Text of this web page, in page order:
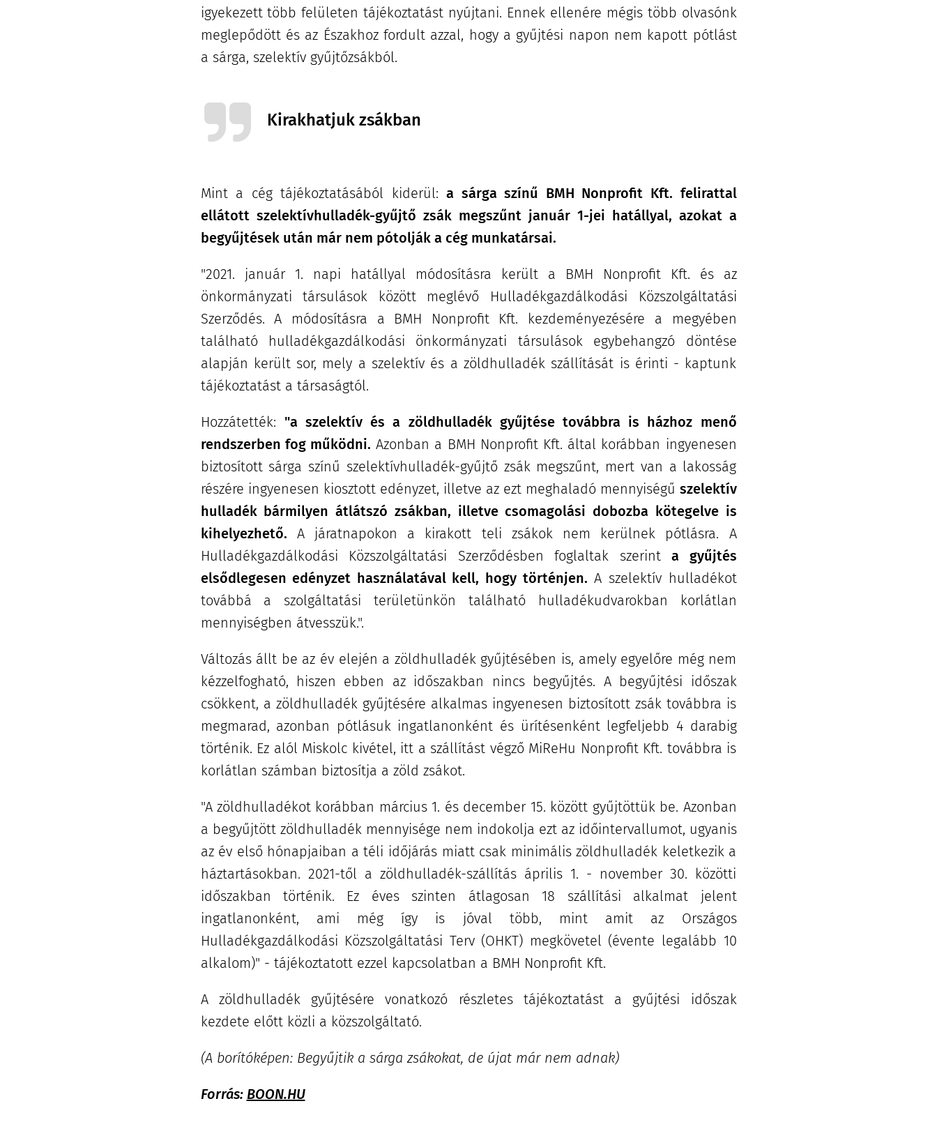
igyekezett több felületen tájékoztatást nyújtani. Ennek ellenére mégis több olvasónk
meglepődött és az Északhoz fordult azzal, hogy a gyűjtési napon nem kapott pótlást
a sárga, szelektív gyűjtőzsákból.
Kirakhatjuk zsákban
Mint a cég tájékoztatásából kiderül:a sárga színű BMH Nonprofit Kft. felirattal
ellátott szelektívhulladék-gyűjtő zsák megszűnt január 1-jei hatállyal, azokat a
begyűjtések után már nem pótolják a cég munkatársai.
"2021. január 1. napi hatállyal módosításra került a BMH Nonprofit Kft. és az
önkormányzati társulások között meglévő Hulladékgazdálkodási Közszolgáltatási
Szerződés. A módosításra a BMH Nonprofit Kft. kezdeményezésére a megyében
található hulladékgazdálkodási önkormányzati társulások egybehangzó döntése
alapján került sor, mely a szelektív és a zöldhulladék szállítását is érinti - kaptunk
tájékoztatást a társaságtól.
Hozzátették: "a szelektív és a zöldhulladék gyűjtése továbbra is házhoz menő
rendszerben fog működni. Azonban a BMH Nonprofit Kft. által korábban ingyenesen
biztosított sárga színű szelektívhulladék-gyűjtő zsák megszűnt, mert van a lakosság
részére ingyenesen kiosztott edényzet, illetve az ezt meghaladó mennyiségű szelektív
hulladék bármilyen átlátszó zsákban, illetve csomagolási dobozba kötegelve is
kihelyezhető. A járatnapokon a kirakott teli zsákok nem kerülnek pótlásra. A
Hulladékgazdálkodási Közszolgáltatási Szerződésben foglaltak szerint a gyűjtés
elsődlegesen edényzet használatával kell, hogy történjen. A szelektív hulladékot
továbbá a szolgáltatási területünkön található hulladékudvarokban korlátlan
mennyiségben átvesszük.".
Változás állt be az év elején a zöldhulladék gyűjtésében is, amely egyelőre még nem
kézzelfogható, hiszen ebben az időszakban nincs begyűjtés. A begyűjtési időszak
csökkent, a zöldhulladék gyűjtésére alkalmas ingyenesen biztosított zsák továbbra is
megmarad, azonban pótlásuk ingatlanonként és ürítésenként legfeljebb 4 darabig
történik. Ez alól Miskolc kivétel, itt a szállítást végző MiReHu Nonprofit Kft. továbbra is
korlátlan számban biztosítja a zöld zsákot.
"A zöldhulladékot korábban március 1. és december 15. között gyűjtöttük be. Azonban
a begyűjtött zöldhulladék mennyisége nem indokolja ezt az időintervallumot, ugyanis
az év első hónapjaiban a téli időjárás miatt csak minimális zöldhulladék keletkezik a
háztartásokban. 2021-től a zöldhulladék-szállítás április 1. - november 30. közötti
időszakban történik. Ez éves szinten átlagosan 18 szállítási alkalmat jelent
ingatlanonként, ami még így is jóval több, mint amit az Országos
Hulladékgazdálkodási Közszolgáltatási Terv (OHKT) megkövetel (évente legalább 10
alkalom)" - tájékoztatott ezzel kapcsolatban a BMH Nonprofit Kft.
A zöldhulladék gyűjtésére vonatkozó részletes tájékoztatást a gyűjtési időszak
kezdete előtt közli a közszolgáltató.
(A borítóképen: Begyűjtik a sárga zsákokat, de újat már nem adnak)
Forrás: BOON.HU